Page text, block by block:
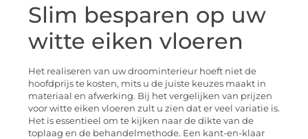
Slim besparen op uw
witte eiken vloeren
Het realiseren van uw droominterieur hoeft niet de
hoofdprijs te kosten, mits u de juiste keuzes maakt in
materiaal en afwerking. Bij het vergelijken van prijzen
voor witte eiken vloeren zult u zien dat er veel variatie is.
Het is essentieel om te kijken naar de dikte van de
toplaag en de behandelmethode. Een kant-en-klaar